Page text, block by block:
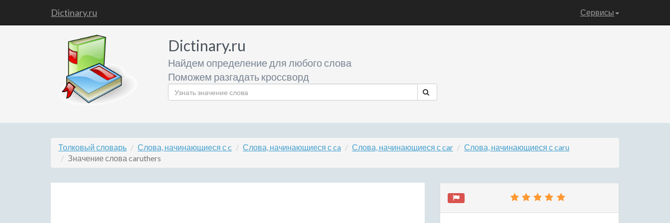
Dictinary.ru Сервисы
Dictinary.ru
Найдем определение для любого слова
Поможем разгадать кроссворд
Толковый словарь Слова, начинающиеся с c Слова, начинающиеся с ca Слова, начинающиеся с car
Слова, начинающиеся с caru
Значение слова caruthers